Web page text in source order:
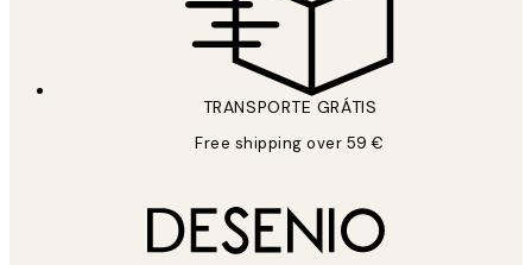
TRANSPORTE GRÁTIS
Free shipping over 59 €